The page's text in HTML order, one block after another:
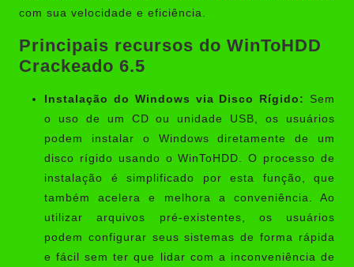
com sua velocidade e eficiência.
Principais recursos do WinToHDD
Crackeado 6.5
Instalação do Windows via Disco Rígido:
Sem
o uso de um CD ou unidade USB, os usuários
podem instalar o Windows diretamente de um
disco rígido usando o WinToHDD. O processo de
instalação é simplificado por esta função, que
também acelera e melhora a conveniência. Ao
utilizar arquivos pré-existentes, os usuários
podem configurar seus sistemas de forma rápida
e fácil sem ter que lidar com a inconveniência de